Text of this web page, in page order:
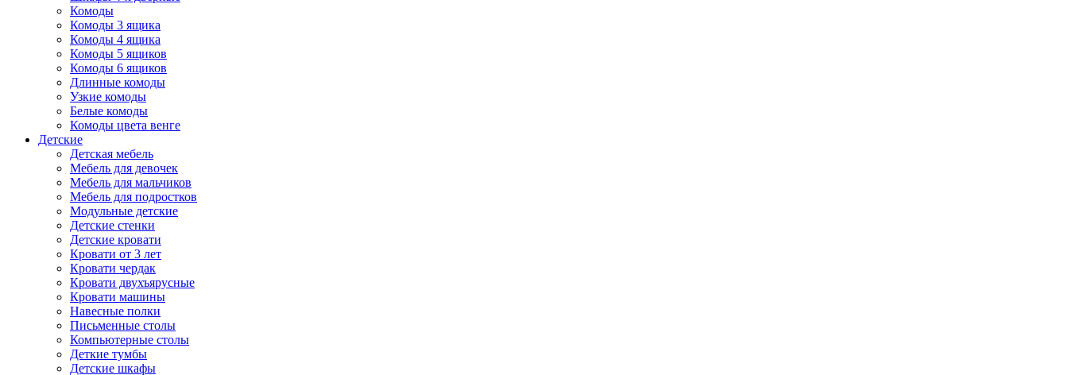
Комоды
Комоды 3 ящика
Комоды 4 ящика
Комоды 5 ящиков
Комоды 6 ящиков
Длинные комоды
Узкие комоды
Белые комоды
Комоды цвета венге
Детские
Детская мебель
Мебель для девочек
Мебель для мальчиков
Мебель для подростков
Модульные детские
Детские стенки
Детские кровати
Кровати от 3 лет
Кровати чердак
Кровати двухъярусные
Кровати машины
Навесные полки
Письменные столы
Компьютерные столы
Деткие тумбы
Детские шкафы